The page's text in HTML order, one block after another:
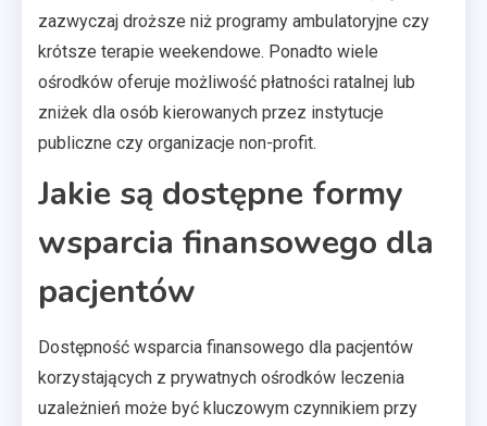
zazwyczaj droższe niż programy ambulatoryjne czy
krótsze terapie weekendowe. Ponadto wiele
ośrodków oferuje możliwość płatności ratalnej lub
zniżek dla osób kierowanych przez instytucje
publiczne czy organizacje non-profit.
Jakie są dostępne formy
wsparcia finansowego dla
pacjentów
Dostępność wsparcia finansowego dla pacjentów
korzystających z prywatnych ośrodków leczenia
uzależnień może być kluczowym czynnikiem przy